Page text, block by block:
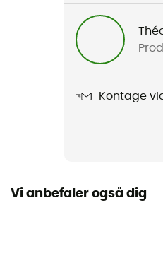
Barre énergétique Clif Bar
Kontage
Vi anbefaler også dig